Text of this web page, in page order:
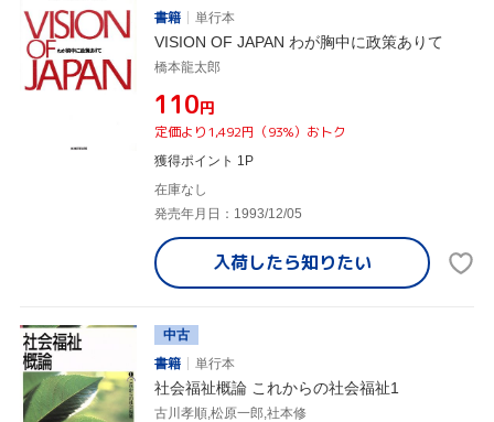
書籍
単行本
VISION OF JAPAN わが胸中に政策ありて
橋本龍太郎
¥110円
定価より1,492円（93%）おトク
獲得ポイント 1P
在庫なし
発売年月日：1993/12/05
入荷したら知りたい
中古
書籍
単行本
社会福祉概論 これからの社会福祉1
古川孝順,松原一郎,社本修